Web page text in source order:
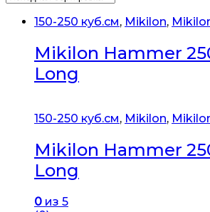
150-250 куб.см, Mikilon,
Mikilon Hammer
Long
150-250 куб.см, Mikilon,
Mikilon Hammer
Long
0 из 5